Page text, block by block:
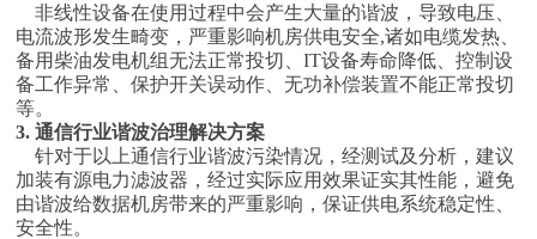
非线性设备在使用过程中会产生大量的谐波，导致电压、
电流波形发生畸变，严重影响机房供电安全,诸如电缆发热、
备用柴油发电机组无法正常投切、IT设备寿命降低、控制设
备工作异常、保护开关误动作、无功补偿装置不能正常投切
等。
3. 通信行业谐波治理解决方案
针对于以上通信行业谐波污染情况，经测试及分析，建议
加装有源电力滤波器，经过实际应用效果证实其性能，避免
由谐波给数据机房带来的严重影响，保证供电系统稳定性、
安全性。